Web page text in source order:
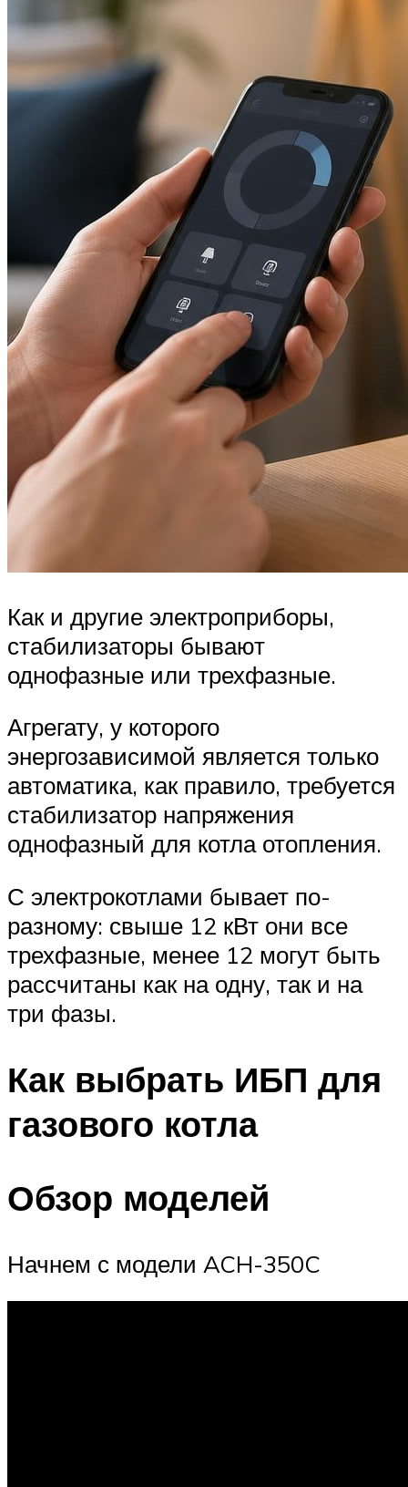
Как и другие электроприборы,
стабилизаторы бывают
однофазные или трехфазные.
Агрегату, у которого
энергозависимой является только
автоматика, как правило, требуется
стабилизатор напряжения
однофазный для котла отопления.
С электрокотлами бывает по-
разному: свыше 12 кВт они все
трехфазные, менее 12 могут быть
рассчитаны как на одну, так и на
три фазы.
Как выбрать ИБП для
газового котла
Обзор моделей
Начнем с модели ACH-350C